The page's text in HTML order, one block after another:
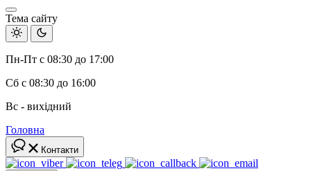
Тема сайту
Пн-Пт с 08:30 до 17:00
Сб с 08:30 до 16:00
Вс - вихідний
Головна
Контакти